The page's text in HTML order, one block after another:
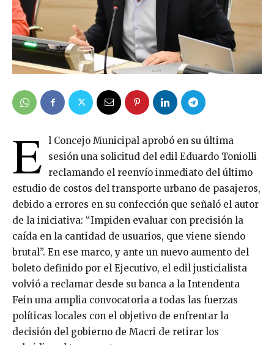
E l Concejo Municipal aprobó en su última
sesión una solicitud del edil Eduardo Toniolli
reclamando el reenvío inmediato del último
estudio de costos del transporte urbano de pasajeros,
debido a errores en su confección que señaló el autor
de la iniciativa: “Impiden evaluar con precisión la
caída en la cantidad de usuarios, que viene siendo
brutal”. En ese marco, y ante un nuevo aumento del
boleto definido por el Ejecutivo, el edil justicialista
volvió a reclamar desde su banca a la Intendenta
Fein una amplia convocatoria a todas las fuerzas
políticas locales con el objetivo de enfrentar la
decisión del gobierno de Macri de retirar los